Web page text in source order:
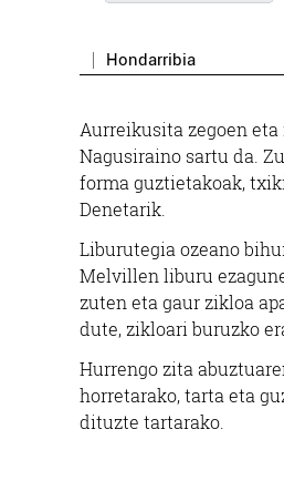
Hondarribia
Aurreikusita zegoen
Nagusiraino sartu da.
forma guztietakoak,
Denetarik.
Liburutegia ozeano
Melvillen liburu
zuten eta gaur zikloa
dute, zikloari buruzko
Hurrengo zita
horretarako, tarta eta
dituzte tartarako.